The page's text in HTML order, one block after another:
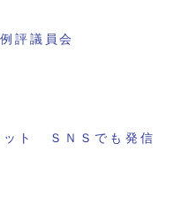
評議員会
ット ＳＮＳでも発信